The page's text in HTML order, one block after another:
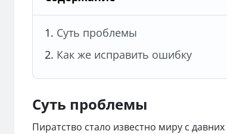
Суть проблемы
Как же исправить ошибку
Суть проблемы
Пиратство стало известно миру с